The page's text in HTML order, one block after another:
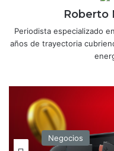
Roberto
Periodista especializado
años de trayectoria
Negocios